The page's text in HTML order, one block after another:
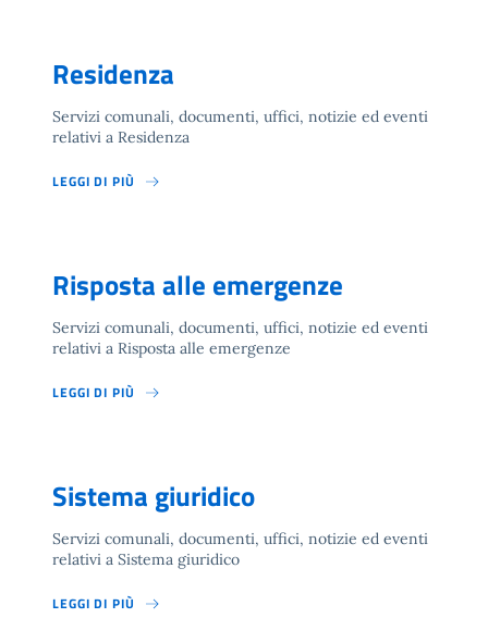
Residenza
Servizi comunali, documenti, uffici, notizie ed eventi
relativi a Residenza
LEGGI DI PIÙ
Risposta alle emergenze
Servizi comunali, documenti, uffici, notizie ed eventi
relativi a Risposta alle emergenze
LEGGI DI PIÙ
Sistema giuridico
Servizi comunali, documenti, uffici, notizie ed eventi
relativi a Sistema giuridico
LEGGI DI PIÙ